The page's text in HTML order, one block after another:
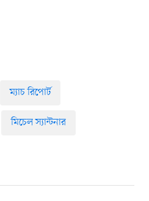
ম্যাচ রিপোর্ট
মিচেল স্যান্টনার